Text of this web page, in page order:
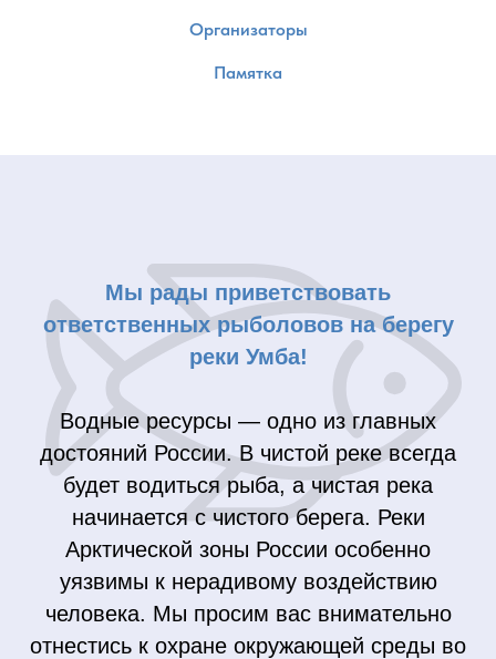
Организаторы
Памятка
Мы рады приветствовать
ответственных рыболовов на берегу
реки Умба!
Водные ресурсы — одно из главных
достояний России. В чистой реке всегда
будет водиться рыба, а чистая река
начинается с чистого берега. Реки
Арктической зоны России особенно
уязвимы к нерадивому воздействию
человека. Мы просим вас внимательно
отнестись к охране окружающей среды во